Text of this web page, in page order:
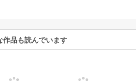
作品も読んでいます